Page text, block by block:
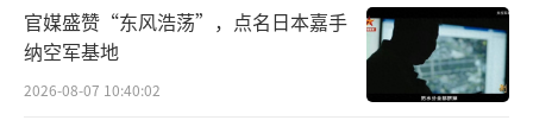
官媒盛赞“东风浩荡”，点名日本嘉手
纳空军基地
2026-08-07 10:40:02